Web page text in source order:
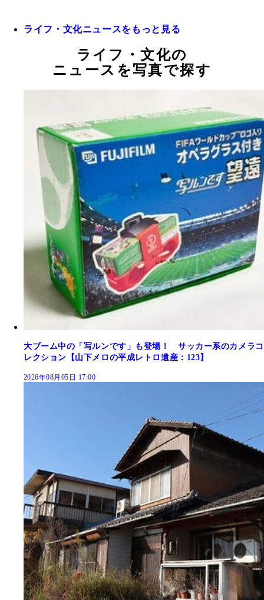
ライフ・文化ニュースをもっと見る
ライフ・文化の
ニュースを写真で探す
大ブーム中の「写ルンです」も登場！ サッカー系のカメラコ
レクション【山下メロの平成レトロ遺産：123】
2026年08月05日 17:00